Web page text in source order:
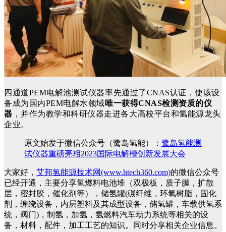
四通道PEM电解池测试仪器率先通过了CNAS认证，使该设
备成为国内PEM电解水领域唯一获得CNAS检测资质的仪
器 ，并作为教学和科研仪器走进各大高校平台和氢能源龙头
企业。
原文始发于微信公众号（鹭岛氢能）： 鹭岛氢能测
试仪器重磅亮相2023国际电解槽创新发展大会
大家好， 艾邦氢能源技术网(www.htech360.com)的微信公众号
已经开通，主要分享氢燃料电池堆（双极板，质子膜，扩散
层，密封胶，催化剂等），储氢罐(碳纤维，环氧树脂，固化
剂，缠绕设备，内层塑料及其成型设备，储氢罐，车载供氢系
统，阀门)，制氢，加氢，氢燃料汽车动力系统等相关的设
备，材料，配件，加工工艺的知识。同时分享相关企业信息。